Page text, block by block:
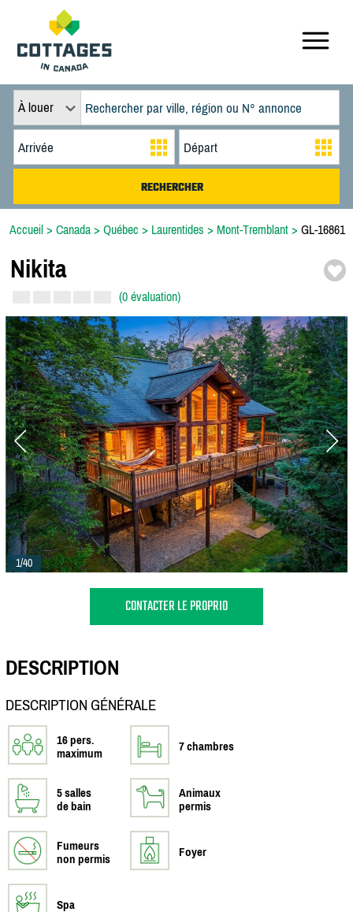
À louer
Accueil > Canada > Québec > Laurentides > Mont-Tremblant > GL-16861
Nikita
(0 évaluation)
1/40
CONTACTER LE PROPRIO
DESCRIPTION
DESCRIPTION GÉNÉRALE
16 pers.
maximum
7 chambres
5 salles
de bain
Animaux
permis
Fumeurs
non permis
Foyer
Spa